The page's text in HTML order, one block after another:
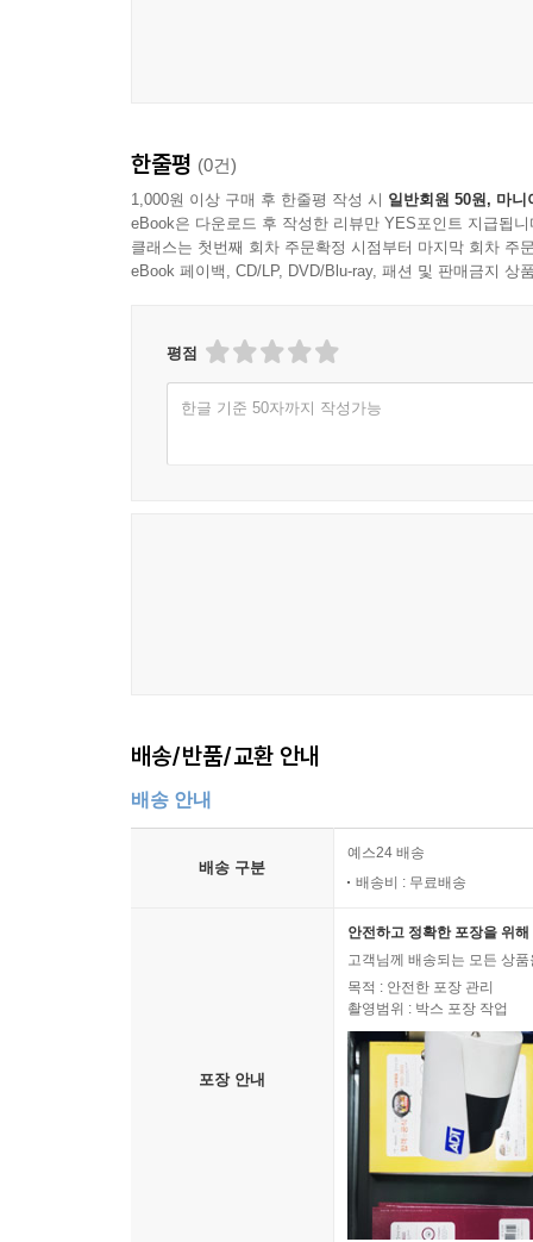
한줄평 (0건)
1,000원 이상 구매 후 한줄평 작성 시 일반회원 50원, 마니
eBook은 다운로드 후 작성한 리뷰만 YES포인트 지급됩니
클래스는 첫번째 회차 주문확정 시점부터 마지막 회차 주
eBook 페이백, CD/LP, DVD/Blu-ray, 패션 및 판매금지 상
평점
한글 기준 50자까지 작성가능
배송/반품/교환 안내
배송 안내
배송 구분
예스24 배송
배송비 : 무료배송
포장 안내
안전하고 정확한 포장을 위
고객님께 배송되는 모든 상
목적 : 안전한 포장 관리
촬영범위 : 박스 포장 작업